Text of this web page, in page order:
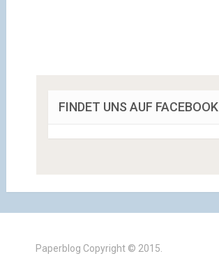
FINDET UNS AUF FACEBOOK
Paperblog Copyright © 2015.